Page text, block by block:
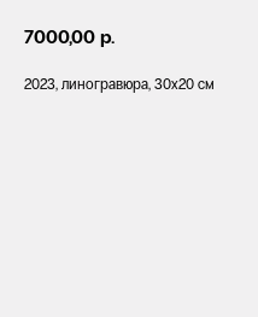
7000,00 р.
2023, линогравюра, 30x20 см